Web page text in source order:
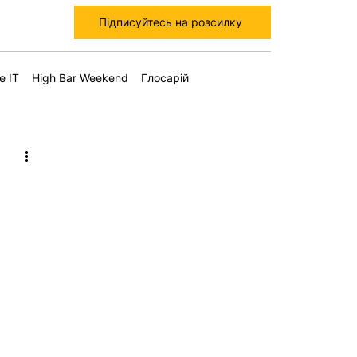
Підписуйтесь на розсилку
IT High Bar Weekend Глосарій